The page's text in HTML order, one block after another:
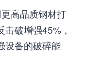
高品质钢材打
破增强45%，
设备的破碎能